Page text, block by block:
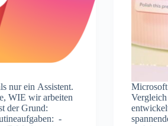
nur ein Assistent.
WIE wir arbeiten
der Grund:
-